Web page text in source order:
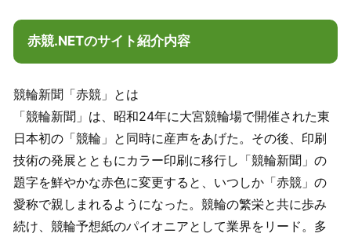
赤競.NETのサイト紹介内容
競輪新聞「赤競」とは
「競輪新聞」は、昭和24年に大宮競輪場で開催された東
日本初の「競輪」と同時に産声をあげた。その後、印刷
技術の発展とともにカラー印刷に移行し「競輪新聞」の
題字を鮮やかな赤色に変更すると、いつしか「赤競」の
愛称で親しまれるようになった。競輪の繁栄と共に歩み
続け、競輪予想紙のパイオニアとして業界をリード。多